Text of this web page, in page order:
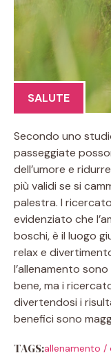
SALUTE
Secondo uno
passeggiate
dell’umore e
più validi se si
palestra. I
evidenziato che
boschi, è il luogo
relax e
l’allenamento
bene, ma i
divertendosi i
benefici sono
TAGS:allenamento /